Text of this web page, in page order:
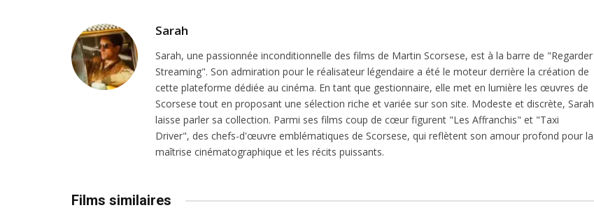
Sarah
Sarah, une passionnée inconditionnelle des films de Martin Scorsese, est à la barre de "Regarder
Streaming". Son admiration pour le réalisateur légendaire a été le moteur derrière la création de
cette plateforme dédiée au cinéma. En tant que gestionnaire, elle met en lumière les œuvres de
Scorsese tout en proposant une sélection riche et variée sur son site. Modeste et discrète, Sarah
laisse parler sa collection. Parmi ses films coup de cœur figurent "Les Affranchis" et "Taxi
Driver", des chefs-d'œuvre emblématiques de Scorsese, qui reflètent son amour profond pour la
maîtrise cinématographique et les récits puissants.
Films similaires